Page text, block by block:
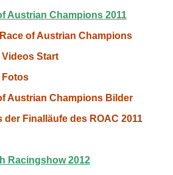
Austrian Champions 2011
of Austrian Champions
Videos Start
Fotos
Austrian Champions Bilder
der Finalläufe des ROAC 2011
Racingshow 2012